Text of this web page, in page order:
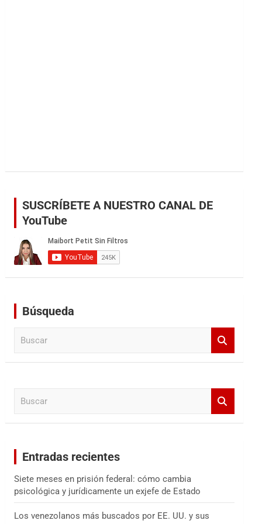
SUSCRÍBETE A NUESTRO CANAL DE
YouTube
Búsqueda
Entradas recientes
Siete meses en prisión federal: cómo cambia
psicológica y jurídicamente un exjefe de Estado
Los venezolanos más buscados por EE. UU. y sus